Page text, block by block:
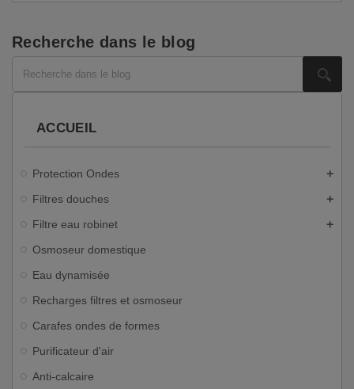
Recherche dans le blog
ACCUEIL
Protection Ondes add
Filtres douches add
Filtre eau robinet add
Osmoseur domestique
Eau dynamisée
Recharges filtres et osmoseur
Carafes ondes de formes
Purificateur d'air
Anti-calcaire